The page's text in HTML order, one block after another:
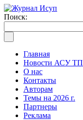
Поиск:
Главная
Новости АСУ ТП
О нас
Контакты
Авторам
Темы на 2026 г.
Партнеры
Реклама